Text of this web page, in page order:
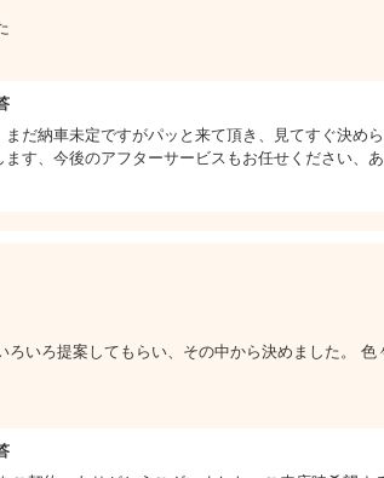
だ納車未定ですがパッと来て頂き、見てすぐ決め
す、今後のアフターサービスもお任せください、あ
ろいろ提案してもらい、その中から決めました。